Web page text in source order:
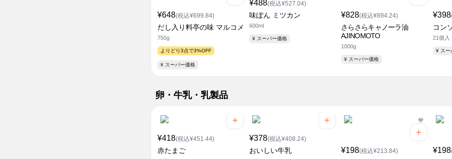
¥648(税込¥699.84)
だし入り料亭の味 マルコメ
750g
よりどり3点で3%OFF
¥ スーパー価格
¥488(税込¥527.04)
味ぽん ミツカン
600ml
¥ スーパー価格
¥828(税込¥894.24)
さらさらキャノーラ油
AJINOMOTO
1000g
¥ スーパー価格
¥398
コン
21個入
¥ ス
卵・牛乳・乳製品
¥418(税込¥451.44)
赤たまご
¥378(税込¥408.24)
おいしい牛乳 ¥198(税込¥213.84) ¥198